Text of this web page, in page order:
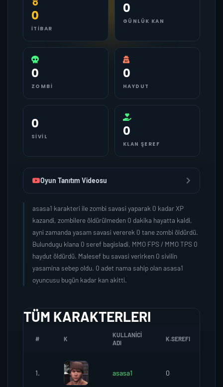
0
İTIBAR
0
GÜNLÜK KAN
0
ZOMBI
0
HAYDUT
0
SIVIL 0
KLAN ŞEREF
Oyun Tanıtım Videosu
asasa1 karakteri ile zombi savasi yaparak 0 kadar XP
kazandi, zombilere öldürülmeden 0 dakika hayatta kaldi,
ayni zamanda yasam savasi vererek 0 tane zombi öldürdü.
Bulundugu klana 0 seref bagisladi, MMO FPS / MMO TPS 0
haydut öldürdü. Malesef bu savasi verirken 0 sivilin
yasamina sebep oldu. 0 adet nama sahip olan asasa1
oyuncusu bugün kadar kan akitti.
TÜM KARAKTERLERI
# K
KULLANICI
ADI
K.SEREFI
1. asasa1 0